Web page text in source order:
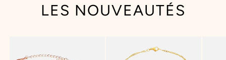
LES NOUVEAUTÉS